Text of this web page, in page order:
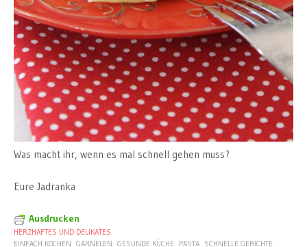
Was macht ihr, wenn es mal schnell gehen muss?
Eure Jadranka
Ausdrucken
HERZHAFTES UND DELIKATES
EINFACH KOCHEN GARNELEN GESUNDE KÜCHE PASTA SCHNELLE GERICHTE